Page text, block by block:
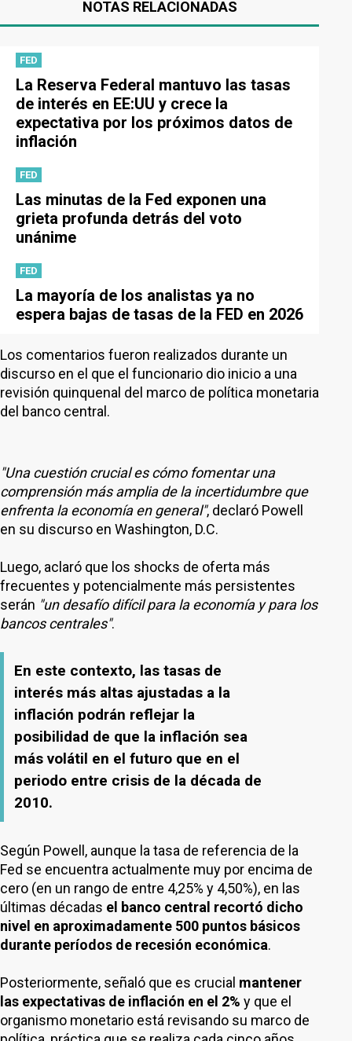
NOTAS RELACIONADAS
FED
La Reserva Federal mantuvo las tasas
de interés en EE:UU y crece la
expectativa por los próximos datos de
inflación
FED
Las minutas de la Fed exponen una
grieta profunda detrás del voto
unánime
FED
La mayoría de los analistas ya no
espera bajas de tasas de la FED en 2026
Los comentarios fueron realizados durante un
discurso en el que el funcionario dio inicio a una
revisión quinquenal del marco de política monetaria
del banco central.
"Una cuestión crucial es cómo fomentar una
comprensión más amplia de la incertidumbre que
enfrenta la economía en general", declaró Powell
en su discurso en Washington, D.C.
Luego, aclaró que los shocks de oferta más
frecuentes y potencialmente más persistentes
serán "un desafío difícil para la economía y para los
bancos centrales".
En este contexto, las tasas de
interés más altas ajustadas a la
inflación podrán reflejar la
posibilidad de que la inflación sea
más volátil en el futuro que en el
periodo entre crisis de la década de
2010.
Según Powell, aunque la tasa de referencia de la
Fed se encuentra actualmente muy por encima de
cero (en un rango de entre 4,25% y 4,50%), en las
últimas décadas el banco central recortó dicho
nivel en aproximadamente 500 puntos básicos
durante períodos de recesión económica.
Posteriormente, señaló que es crucial mantener
las expectativas de inflación en el 2% y que el
organismo monetario está revisando su marco de